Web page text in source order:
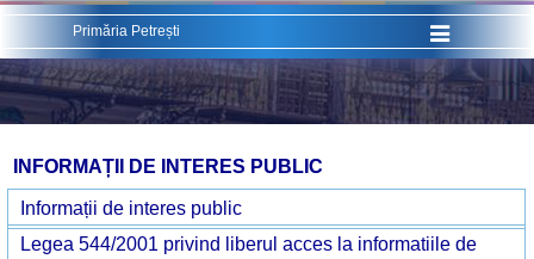
Primăria Petrești
INFORMAȚII DE INTERES PUBLIC
Informații de interes public
Legea 544/2001 privind liberul acces la informatiile de